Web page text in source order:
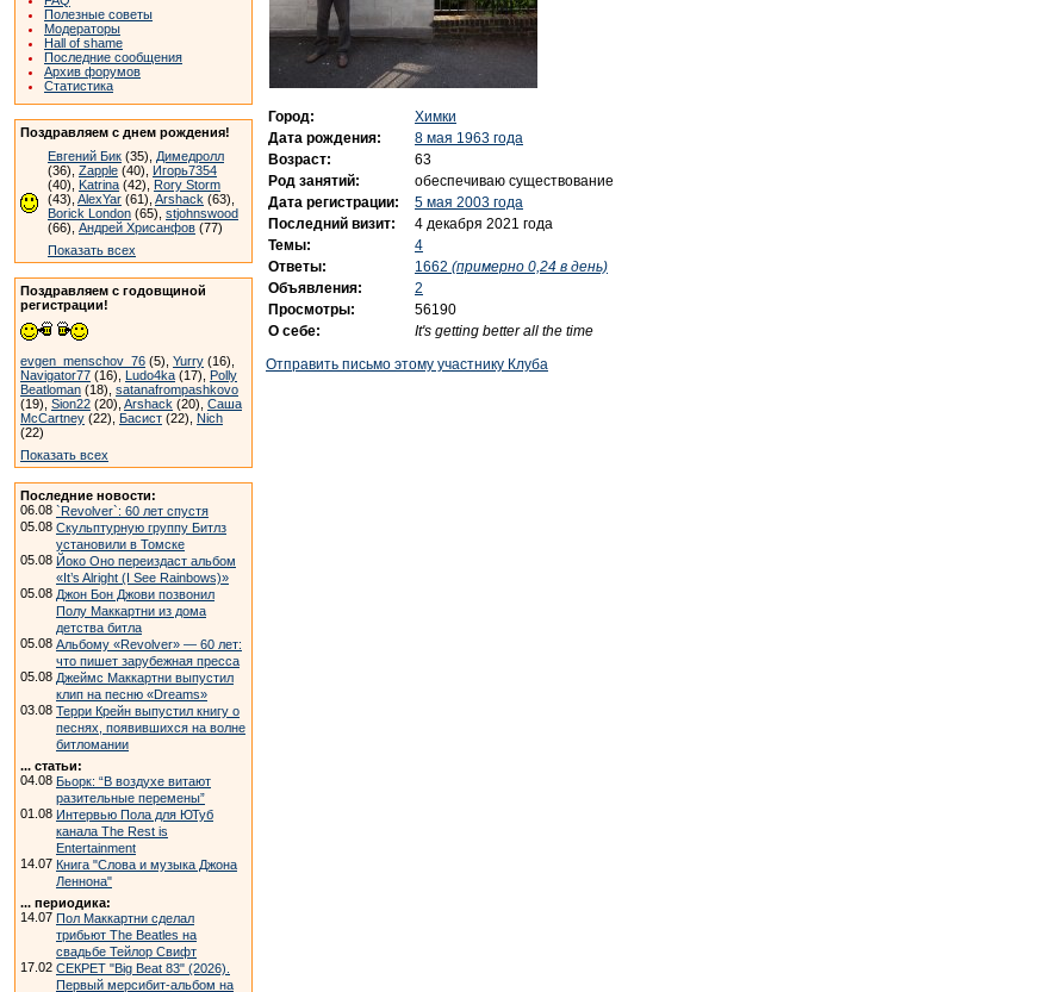
Полезные советы
Модераторы
Hall of shame
Последние сообщения
Архив форумов
Статистика
Поздравляем с днем рождения!
Евгений Бик (35), Димедролл
(36), Zapple (40), Игорь7354
(40), Katrina (42), Rory Storm
(43), AlexYar (61), Arshack (63),
Borick London (65), stjohnswood
(66), Андрей Хрисанфов (77)
Показать всех
Поздравляем с годовщиной
регистрации!
evgen_menschov_76 (5), Yurry (16),
Navigator77 (16), Ludo4ka (17), Polly
Beatloman (18), satanafrompashkovo
(19), Sion22 (20), Arshack (20), Саша
McCartney (22), Басист (22), Nich
(22)
Показать всех
Последние новости:
06.08 `Revolver`: 60 лет спустя
05.08 Скульптурную группу Битлз
установили в Томске
05.08 Йоко Оно переиздаст альбом
«It’s Alright (I See Rainbows)»
05.08 Джон Бон Джови позвонил
Полу Маккартни из дома
детства битла
05.08 Альбому «Revolver» — 60 лет:
что пишет зарубежная пресса
05.08 Джеймс Маккартни выпустил
клип на песню «Dreams»
03.08 Терри Крейн выпустил книгу о
песнях, появившихся на волне
битломании
... статьи:
04.08 Бьорк: “В воздухе витают
разительные перемены”
01.08 Интервью Пола для ЮТуб
канала The Rest is
Entertainment
14.07 Книга "Слова и музыка Джона
Леннона"
... периодика:
14.07 Пол Маккартни сделал
трибьют The Beatles на
свадьбе Тейлор Свифт
17.02 СЕКРЕТ "Big Beat 83" (2026).
Первый мерсибит-альбом на
Город:
Химки
Дата рождения:
8 мая 1963 года
Возраст:
63
Род занятий:
обеспечиваю существование
Дата регистрации:
5 мая 2003 года
Последний визит:
4 декабря 2021 года
Темы:
4
Ответы:
1662 (примерно 0,24 в день)
Объявления:
2
Просмотры:
56190
О себе:
It's getting better all the time
Отправить письмо этому участнику Клуба